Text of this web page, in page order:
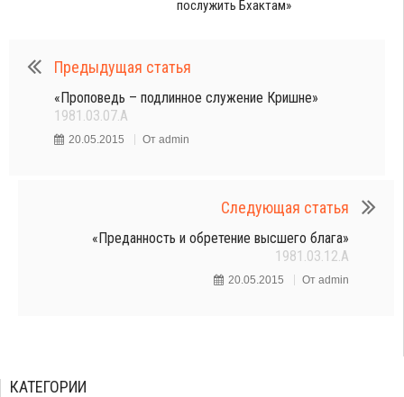
послужить Бхактам»
Предыдущая статья
«Проповедь – подлинное служение Кришне»
1981.03.07.A
20.05.2015 От admin
Следующая статья
«Преданность и обретение высшего блага»
1981.03.12.A
20.05.2015 От admin
КАТЕГОРИИ